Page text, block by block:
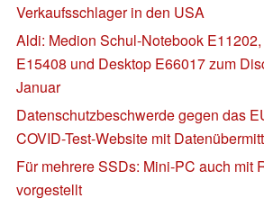
Verkaufsschlager in den USA
Aldi: Medion Schul-Notebook
E15408 und Desktop E66017 zum
Januar
Datenschutzbeschwerde gegen das
COVID-Test-Website mit
Für mehrere SSDs: Mini-PC auch mit
vorgestellt